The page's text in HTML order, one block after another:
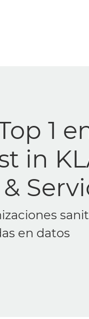
Research
clínica
años